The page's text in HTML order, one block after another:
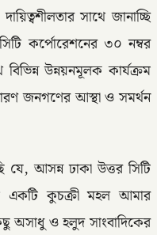
সাথে জানাচ্ছি
কর্পোরেশনের ৩০ নম্বর
উন্নয়নমূলক কার্যক্রম
জনগণের আস্থা ও সমর্থন
যে, আসন্ন ঢাকা উত্তর সিটি
একটি কুচক্রী মহল আমার
অসাধু ও হলুদ সাংবাদিকের